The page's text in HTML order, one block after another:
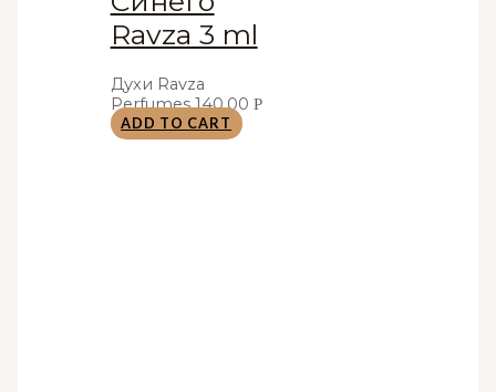
Ravza 3 ml
Духи Ravza
Perfumes140,00 Р
ADD TO CART